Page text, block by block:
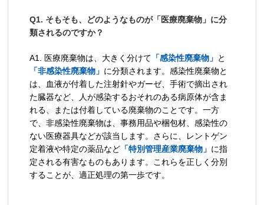
Q1. そもそも、どのようなものが「医療廃棄物」に分
類されるのですか？
A1. 医療廃棄物は、大きく分けて 「感染性廃棄物」 と
「非感染性廃棄物」 に分類されます。感染性廃棄物と
は、血液が付着した注射針やガーゼ、手術で摘出され
た臓器など、人が感染するおそれのある病原体が含ま
れる、または付着している廃棄物のことです。一方
で、非感染性廃棄物は、事務用品や梱包材、感染性の
ない医療器具などが該当します。さらに、レントゲン
定着液や特定の薬品など 「特別管理産業廃棄物」 に指
定される有害なものもあります。これらを正しく分別
することが、適正処理の第一歩です。